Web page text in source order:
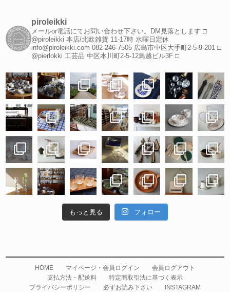
piroleikki
メールor電話にてお問い合わせ下さい。DM見落とします □
@piroleikki 本店/北欧雑貨 11-17時 水曜日定休
info@piroleikki.com 082-246-7505 広島市中区大手町2-5-9-201 □
@pierlokki 工芸品 中区本川町2-5-12鳥越ビル3F □
もっと見る フォロー
HOME マイページ・会員ログイン
会員ログアウト
支払方法・配送料
特定商取引法に基づく表示
プライバシーポリシー
必ずお読み下さい INSTAGRAM